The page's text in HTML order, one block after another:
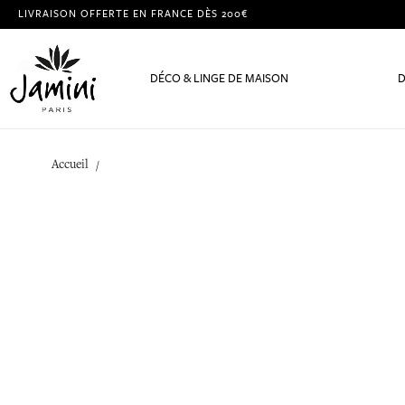
LIVRAISON OFFERTE EN FRANCE DÈS 200€
DÉCO & LINGE DE MAISON
Accueil